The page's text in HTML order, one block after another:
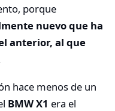
porque
nuevo que ha
anterior, al que
hace menos de un
BMW X1 era el